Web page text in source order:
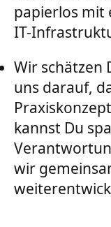
papierlos mit
IT-
Wir schätzen
uns darauf,
kannst Du
wir